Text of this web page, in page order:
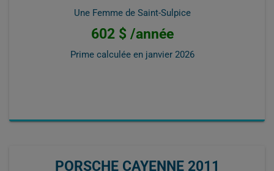
Une Femme de Saint-Sulpice
602 $ /année
Prime calculée en janvier 2026
PORSCHE CAYENNE 2011